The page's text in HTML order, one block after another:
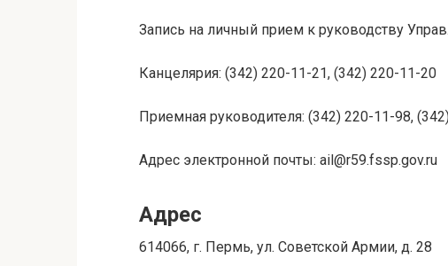
Запись на личный прием к руководству
Канцелярия: (342) 220-11-21, (342) 220-11-20
Приемная руководителя: (342) 220-11-98,
Адрес электронной почты: ail@r59.fssp.gov.ru
Адрес
614066, г. Пермь, ул. Советской Армии, д. 28